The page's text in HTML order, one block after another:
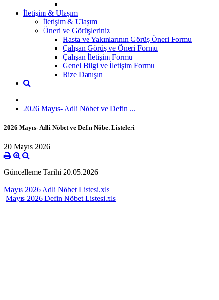
İletişim & Ulaşım
İletişim & Ulaşım
Öneri ve Görüşleriniz
Hasta ve Yakınlarının Görüş Öneri Formu
Çalışan Görüş ve Öneri Formu
Çalışan İletişim Formu
Genel Bilgi ve İletişim Formu
Bize Danışın
2026 Mayıs- Adli Nöbet ve Defin ...
2026 Mayıs- Adli Nöbet ve Defin Nöbet Listeleri
20 Mayıs 2026
Güncelleme Tarihi 20.05.2026
Mayıs 2026 Adli Nöbet Listesi.xls
Mayıs 2026 Defin Nöbet Listesi.xls